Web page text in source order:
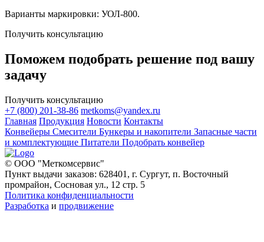
Варианты маркировки: УОЛ-800.
Получить консультацию
Поможем подобрать решение под вашу
задачу
Получить консультацию
+7 (800) 201-38-86 metkoms@yandex.ru
Главная Продукция Новости Контакты
Конвейеры Смесители Бункеры и накопители Запасные части
и комплектующие Питатели Подобрать конвейер
© ООО "Меткомсервис"
Пункт выдачи заказов: 628401, г. Сургут, п. Восточный
промрайон, Сосновая ул., 12 стр. 5
Политика конфиденциальности
Разработка и продвижение